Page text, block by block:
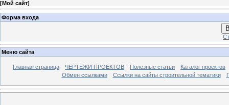
[Мой сайт]
Форма входа
Меню сайта
Главная страница ЧЕРТЕЖИ ПРОЕКТОВ Полезные статьи
Каталог проектов
Обмен ссылками
Ссылки на сайты строительной тематики